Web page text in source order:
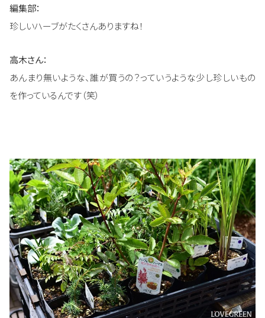
編集部：
珍しいハーブがたくさんありますね！
高木さん：
あんまり無いような、誰が買うの？っていうような少し珍しいもの
を作っているんです（笑）